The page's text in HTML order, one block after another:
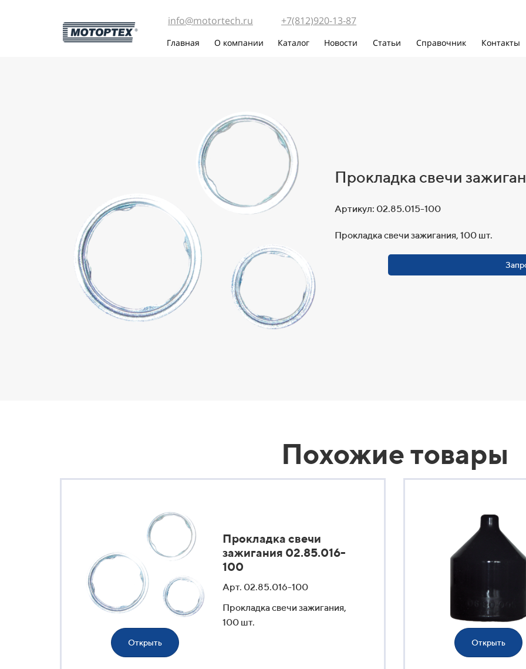
info@motortech.ru +7(812)920-13-87
Главная О компании Каталог Новости Статьи Справочник Контакты
Прокладка свечи
Артикул: 02.85.015-100
Прокладка свечи зажигания, 100 шт.
Похожие товары
Открыть
Прокладка свечи
зажигания 02.85.016-
100
Арт. 02.85.016-100
Прокладка свечи зажигания,
100 шт.
Открыть